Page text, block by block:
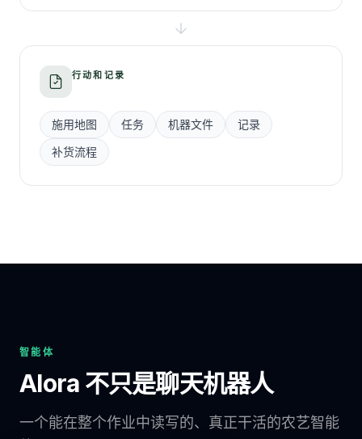
行动和记录
施用地图 任务 机器文件
记录
补货流程
智能体
Alora 不只是聊天机器人
一个能在整个作业中读写的、真正干活的农艺智能